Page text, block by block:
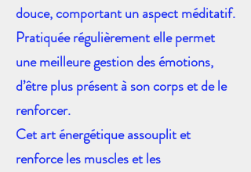
douce, comportant un aspect méditatif.
Pratiquée régulièrementelle permet
une meilleure gestion des émotions,
d’être plus présent à son corps et de le
renforcer.
Cet art énergétique assouplit et
renforce les muscles et les